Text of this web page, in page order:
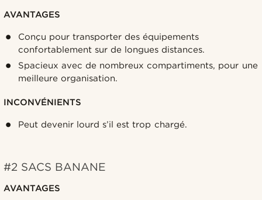
AVANTAGES
Conçu pour transporter des équipements
confortablement sur de longues distances.
Spacieux avec de nombreux compartiments, pour une
meilleure organisation.
INCONVÉNIENTS
Peut devenir lourd s’il est trop chargé.
#2 SACS BANANE
AVANTAGES